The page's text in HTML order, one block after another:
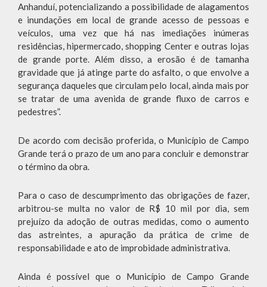
Anhanduí, potencializando a possibilidade de alagamentos
e inundações em local de grande acesso de pessoas e
veículos, uma vez que há nas imediações inúmeras
residências, hipermercado, shopping Center e outras lojas
de grande porte. Além disso, a erosão é de tamanha
gravidade que já atinge parte do asfalto, o que envolve a
segurança daqueles que circulam pelo local, ainda mais por
se tratar de uma avenida de grande fluxo de carros e
pedestres”.
De acordo com decisão proferida, o Município de Campo
Grande terá o prazo de um ano para concluir e demonstrar
o término da obra.
Para o caso de descumprimento das obrigações de fazer,
arbitrou-se multa no valor de R$ 10 mil por dia, sem
prejuízo da adoção de outras medidas, como o aumento
das astreintes, a apuração da prática de crime de
responsabilidade e ato de improbidade administrativa.
Ainda é possível que o Município de Campo Grande